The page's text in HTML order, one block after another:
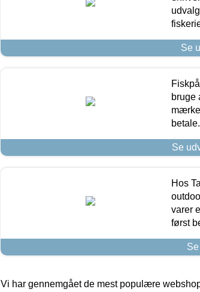
Se
bruge
Se
Hos
varer
først
Vi har gennemgået de mest populære